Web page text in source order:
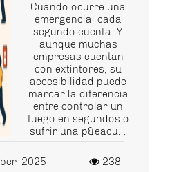
Cuando ocurre una
emergencia, cada
segundo cuenta. Y
aunque muchas
empresas cuentan
con extintores, su
accesibilidad puede
marcar la diferencia
entre controlar un
fuego en segundos o
sufrir una p&eacu...
2025 238